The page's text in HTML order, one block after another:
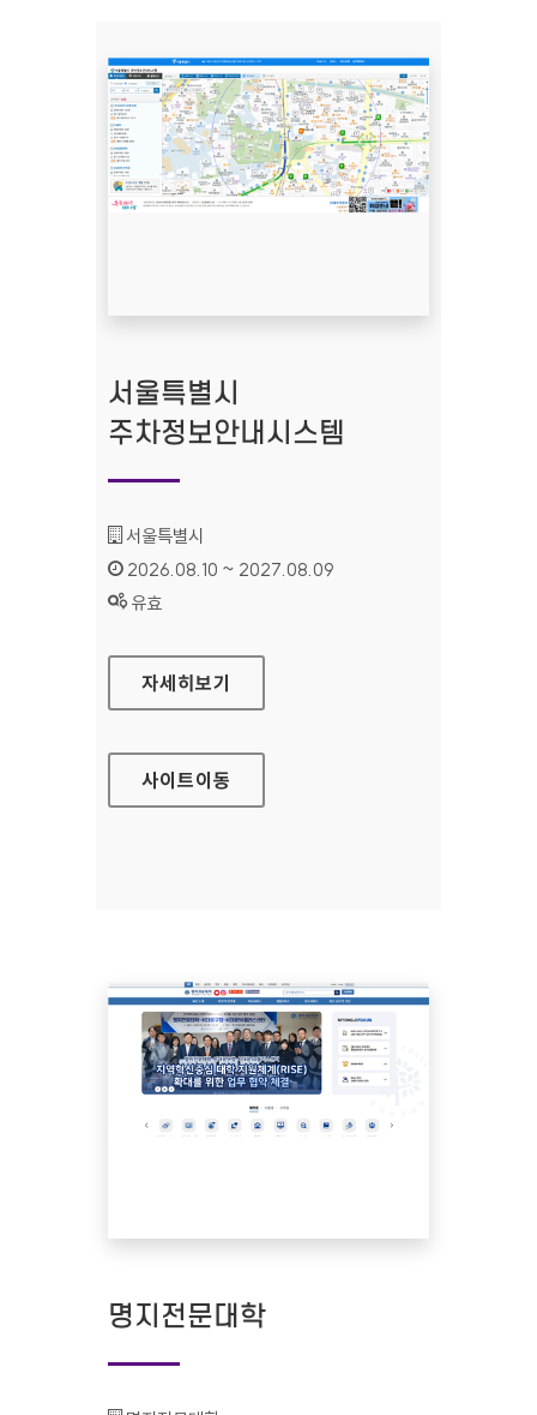
서울특별시
주차정보안내시스템
기관명 :
서울특별시
인증기간 :
2026.08.10 ~ 2027.08.09
상태 :
유효
서울특별시 주차정보안내시스템
자세히보기
사이트이동
명지전문대학